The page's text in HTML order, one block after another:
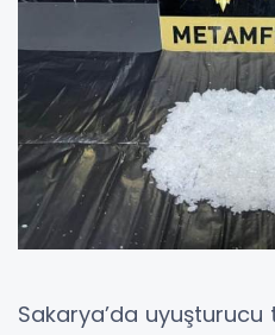
Sakarya’da